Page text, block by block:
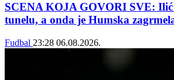
SCENA KOJA GOVORI SVE:
tunelu, a onda je Humska
Fudbal 23:28 06.08.2026.